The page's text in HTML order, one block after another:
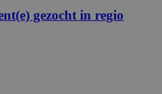
gezocht in regio